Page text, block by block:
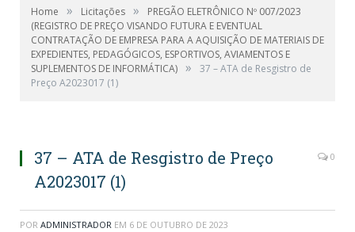
Home » Licitações »
PREGÃO ELETRÔNICO Nº 007/2023
(REGISTRO DE PREÇO VISANDO FUTURA E EVENTUAL
CONTRATAÇÃO DE EMPRESA PARA A AQUISIÇÃO DE MATERIAIS DE
EXPEDIENTES, PEDAGÓGICOS, ESPORTIVOS, AVIAMENTOS E
SUPLEMENTOS DE INFORMÁTICA) »
37 – ATA de Resgistro de
Preço A2023017 (1)
37 – ATA de Resgistro de Preço
A2023017 (1)
0
POR ADMINISTRADOR EM 6 DE OUTUBRO DE 2023